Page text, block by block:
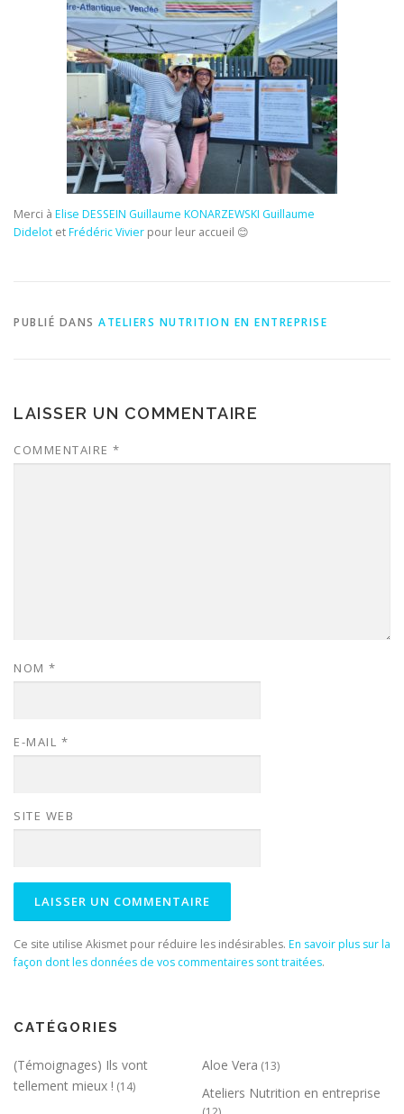
Merci à Elise DESSEIN Guillaume KONARZEWSKI Guillaume
Didelot etFrédéric Vivier pour leur accueil 😊
PUBLIÉ DANS ATELIERS NUTRITION EN ENTREPRISE
LAISSER UN COMMENTAIRE
COMMENTAIRE *
NOM *
E-MAIL *
SITE WEB
Ce site utilise Akismet pour réduire les indésirables. En savoir plus sur la
façon dont les données de vos commentaires sont traitées.
CATÉGORIES
(Témoignages) Ils vont
tellement mieux ! (14)
Aloe Vera (13)
Ateliers Nutrition en entreprise